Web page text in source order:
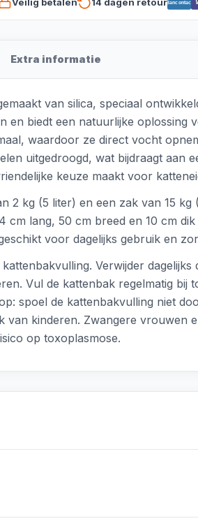
Bancontact
Extra informatie
van silica, speciaal
biedt een natuurlijke oplossing
waardoor ze direct vocht
uitgedroogd, wat bijdraagt aan
keuze maakt voor
2 kg (5 liter) en een zak van 15
lang, 50 cm breed en 10 cm
voor dagelijks gebruik en
Verwijder
Vul de kattenbak regelmatig bij
spoel de kattenbakvulling niet
kinderen. Zwangere vrouwen
op toxoplasmose.